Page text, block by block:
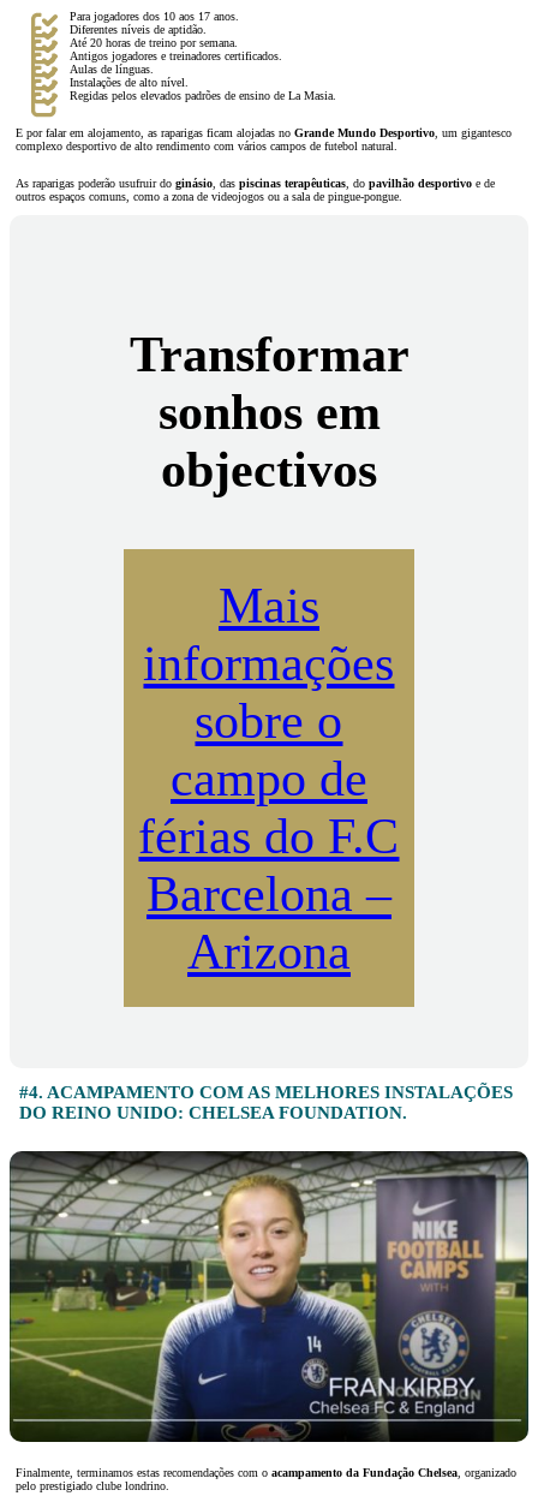
Para jogadores dos 10 aos 17 anos.
Diferentes níveis de aptidão.
Até 20 horas de treino por semana.
Antigos jogadores e treinadores certificados.
Aulas de línguas.
Instalações de alto nível.
Regidas pelos elevados padrões de ensino de La Masia.
E por falar em alojamento, as raparigas ficam alojadas no Grande Mundo Desportivo , um gigantesco
complexo desportivo de alto rendimento com vários campos de futebol natural.
As raparigas poderão usufruir do ginásio , das piscinas terapêuticas , do pavilhão desportivo e de
outros espaços comuns, como a zona de videojogos ou a sala de pingue-pongue.
Transformar
sonhos em
objectivos
Mais
informações
sobre o
campo de
férias do F.C
Barcelona –
Arizona
#4. ACAMPAMENTO COM AS MELHORES INSTALAÇÕES
DO REINO UNIDO: CHELSEA FOUNDATION.
Finalmente, terminamos estas recomendações com o acampamento da Fundação Chelsea , organizado
pelo prestigiado clube londrino.